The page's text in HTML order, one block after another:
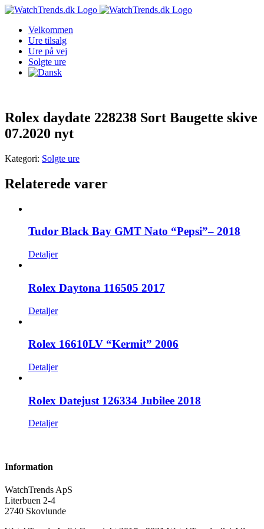
Skip
contentVelkommen
Ure tilsalg
Ure på vej
Solgte ure
Rolex daydate 228238 Sort Baugette skive
07.2020 nyt
Kategori: Solgte ure
Relaterede varer
Tudor Black Bay GMT Nato “Pepsi”– 2018
Detaljer
Rolex Daytona 116505 2017
Detaljer
Rolex 16610LV “Kermit” 2006
Detaljer
Rolex Datejust 126334 Jubilee 2018
Detaljer
Information
WatchTrends ApS
Literbuen 2-4
2740 Skovlunde